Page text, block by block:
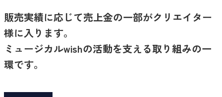
販売実績に応じて売上金の一部がクリエイター
様に入ります。
ミュージカルwishの活動を支える取り組みの一
環です。